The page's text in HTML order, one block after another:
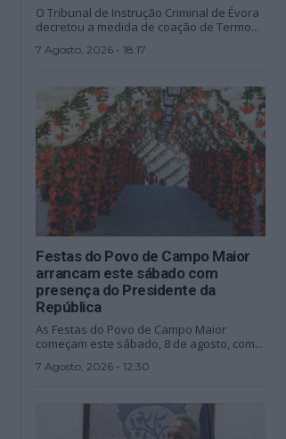
O Tribunal de Instrução Criminal de Évora
decretou a medida de coação de Termo...
7 Agosto, 2026 - 18:17
Festas do Povo de Campo Maior
arrancam este sábado com
presença do Presidente da
República
As Festas do Povo de Campo Maior
começam este sábado, 8 de agosto, com...
7 Agosto, 2026 - 12:30